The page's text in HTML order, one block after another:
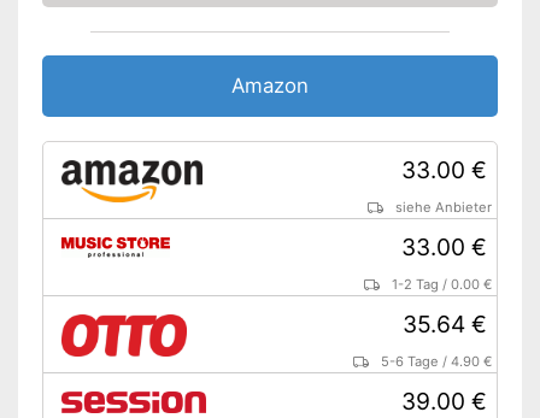
Amazon
33.00 €
siehe Anbieter
33.00 €
1-2 Tag /0.00 €
35.64 €
5-6 Tage /4.90 €
39.00 €